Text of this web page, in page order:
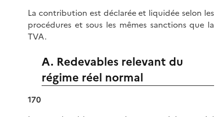
La contribution est déclarée et liquidée selon les
procédures et sous les mêmes sanctions que la
TVA.
A. Redevables relevant du
régime réel normal
170